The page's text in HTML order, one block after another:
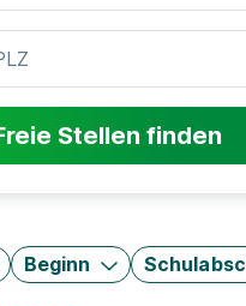
Stellen finden
Beginn